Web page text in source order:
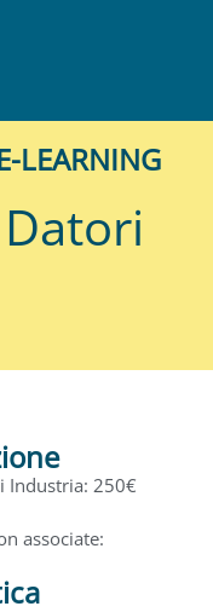
LEARNING
Industria: 250€
associate: